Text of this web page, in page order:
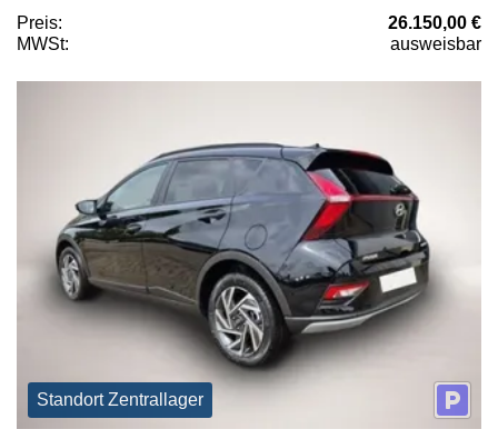
Preis:
26.150,00 €
MWSt:
ausweisbar
Standort Zentrallager